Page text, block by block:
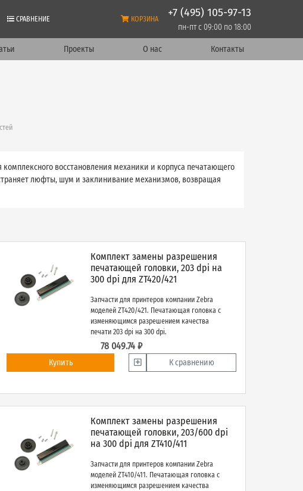
СРАВНЕНИЕ КОРЗИНА +7 (495) 105-97-13
пн-пт с 09:00 по 18:00
Проекты О нас Контакты
восстановления механики и корпуса печатающего
люфты, шум и заклинивание механизмов, возвращая
Комплект замены разрешения
печатающей головки, 203 dpi на
300 dpi для ZT420/421
Запчасти для принтеров компании Zebra
моделей ZT420/421. Печатающая головка с
изменяющимся разрешением качества
печати 203 dpi на 300 dpi.
78 049.74 ₽
Купить К сравнению
Комплект замены разрешения
печатающей головки, 203/600 dpi
на 300 dpi для ZT410/411
Запчасти для принтеров компании Zebra
моделей ZT410/411. Печатающая головка с
изменяющимся разрешением качества